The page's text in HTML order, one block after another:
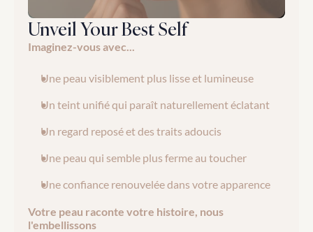
Unveil Your Best Self
Imaginez-vous avec...
Une peau visiblement plus lisse et lumineuse
Un teint unifié qui paraît naturellement éclatant
Un regard reposé et des traits adoucis
Une peau qui semble plus ferme au toucher
Une confiance renouvelée dans votre apparence
Votre peau raconte votre histoire, nous
l'embellissons